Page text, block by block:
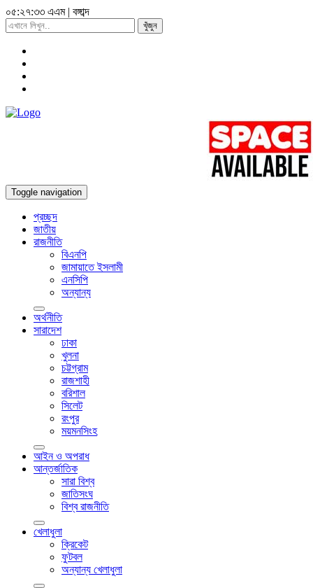
০৫:২৭:৩৫ এএম| বঙ্গাব্দ
খুঁজুন
Toggle navigation
প্রচ্ছদ
জাতীয়
রাজনীতি
বিএনপি
জামায়াতে ইসলামী
এনসিপি
অন্যান্য
অর্থনীতি
সারাদেশ
ঢাকা
খুলনা
চট্টগ্রাম
রাজশাহী
বরিশাল
সিলেট
রংপুর
ময়মনসিংহ
আইন ও অপরাধ
আন্তর্জাতিক
সারা বিশ্ব
জাতিসংঘ
বিশ্ব রাজনীতি
খেলাধুলা
ক্রিকেট
ফুটবল
অন্যান্য খেলাধুলা